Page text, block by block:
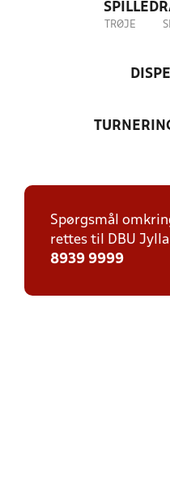
TRØJE
Spørgsmål
rettes til DBU
8939 9999